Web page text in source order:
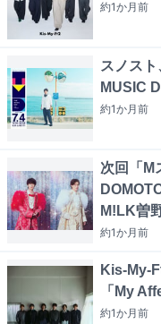
約1か月前
スノス
MUSIC
約1か月前
次回「M
M!LK曽
約1か月前
Kis-My-
「My
約1か月前